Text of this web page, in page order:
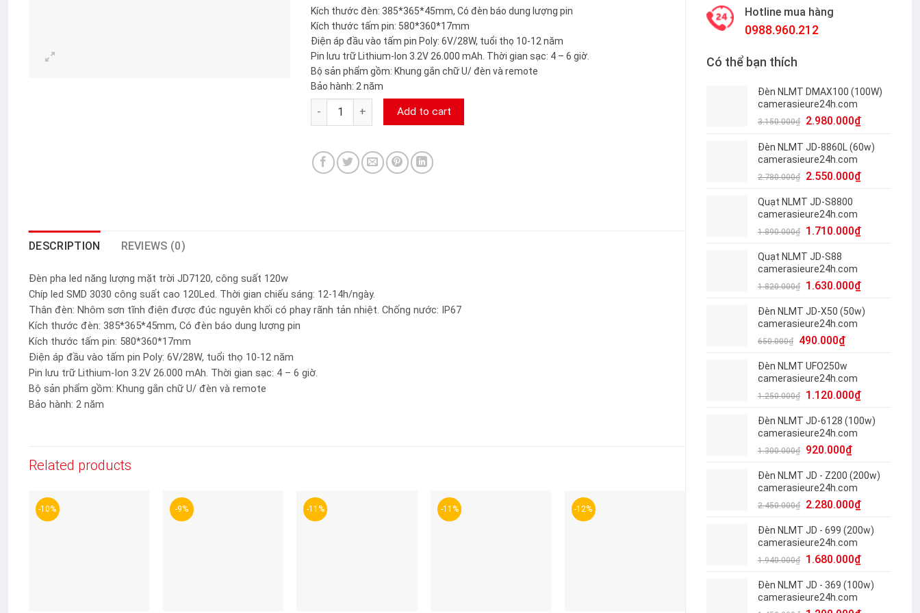
Hotline mua hàng
0988.960.212
Có thể bạn thích
Đèn NLMT DMAX100 (100W)
camerasieure24h.com
3.150.000₫ 2.980.000₫
Đèn NLMT JD-8860L (60w)
camerasieure24h.com
2.780.000₫ 2.550.000₫
Quạt NLMT JD-S8800
camerasieure24h.com
1.890.000₫ 1.710.000₫
Quạt NLMT JD-S88
camerasieure24h.com
1.820.000₫ 1.630.000₫
Đèn NLMT JD-X50 (50w)
camerasieure24h.com
650.000₫ 490.000₫
Đèn NLMT UFO250w
camerasieure24h.com
1.250.000₫ 1.120.000₫
Đèn NLMT JD-6128 (100w)
camerasieure24h.com
1.300.000₫ 920.000₫
Đèn NLMT JD - Z200 (200w)
camerasieure24h.com
2.450.000₫ 2.280.000₫
Đèn NLMT JD - 699 (200w)
camerasieure24h.com
1.940.000₫ 1.680.000₫
Đèn NLMT JD - 369 (100w)
camerasieure24h.com
Kích thước đèn: 385*365*45mm, Có đèn báo dung lượng pin
Kích thước tấm pin: 580*360*17mm
Điện áp đầu vào tấm pin Poly: 6V/28W, tuổi thọ 10-12 năm
Pin lưu trữ Lithium-Ion 3.2V 26.000 mAh. Thời gian sạc: 4 – 6 giờ.
Bộ sản phẩm gồm: Khung gắn chữ U/ đèn và remote
Bảo hành: 2 năm
Đèn NLMT JD7120 (120w) camerasieure24h.com quantity
Add to cart
DESCRIPTION REVIEWS (0)
Đèn pha led năng lượng mặt trời JD7120, công suất 120w
Chíp led SMD 3030 công suất cao 120Led. Thời gian chiếu sáng: 12-14h/ngày.
Thân đèn: Nhôm sơn tĩnh điện được đúc nguyên khối có phay rãnh tản nhiệt. Chống nước: IP67
Kích thước đèn: 385*365*45mm, Có đèn báo dung lượng pin
Kích thước tấm pin: 580*360*17mm
Điện áp đầu vào tấm pin Poly: 6V/28W, tuổi thọ 10-12 năm
Pin lưu trữ Lithium-Ion 3.2V 26.000 mAh. Thời gian sạc: 4 – 6 giờ.
Bộ sản phẩm gồm: Khung gắn chữ U/ đèn và remote
Bảo hành: 2 năm
Related products
-10% -9% -11% -11% -12% -5%